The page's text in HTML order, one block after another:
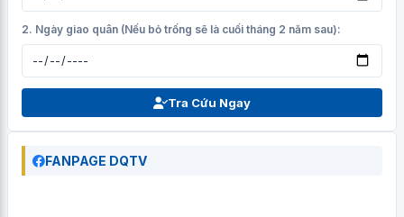
2. Ngày giao quân (Nếu bỏ trống sẽ là cuối tháng 2 năm sau):
Tra Cứu Ngay
FANPAGE DQTV